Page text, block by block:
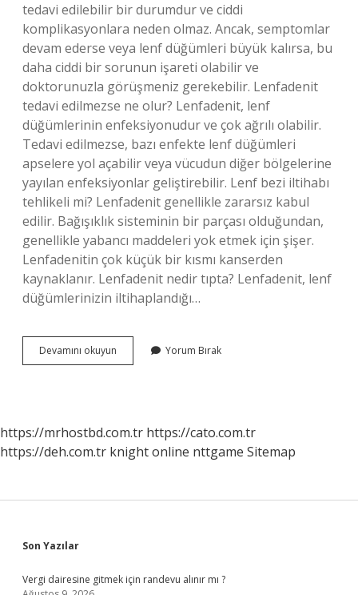
tedavi edilebilir bir durumdur ve ciddi
komplikasyonlara neden olmaz. Ancak, semptomlar
devam ederse veya lenf düğümleri büyük kalırsa, bu
daha ciddi bir sorunun işareti olabilir ve
doktorunuzla görüşmeniz gerekebilir. Lenfadenit
tedavi edilmezse ne olur? Lenfadenit, lenf
düğümlerinin enfeksiyonudur ve çok ağrılı olabilir.
Tedavi edilmezse, bazı enfekte lenf düğümleri
apselere yol açabilir veya vücudun diğer bölgelerine
yayılan enfeksiyonlar geliştirebilir. Lenf bezi iltihabı
tehlikeli mi? Lenfadenit genellikle zararsız kabul
edilir. Bağışıklık sisteminin bir parçası olduğundan,
genellikle yabancı maddeleri yok etmek için şişer.
Lenfadenitin çok küçük bir kısmı kanserden
kaynaklanır. Lenfadenit nedir tıpta? Lenfadenit, lenf
düğümlerinizin iltihaplandığı…
Devamını okuyun Lenfadenit
Neden
Yorum Bırak
https://mrhostbd.com.tr https://cato.com.tr
https://deh.com.tr knight online nttgame Sitemap
Sidebar
Son Yazılar
Vergi dairesine gitmek için randevu alınır mı ?